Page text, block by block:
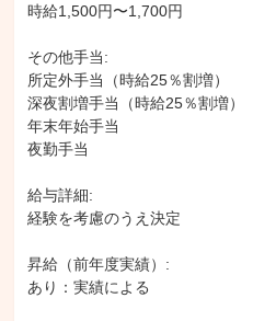
時給1,500円〜1,700円
その他手当:
所定外手当（時給25％割増）
深夜割増手当（時給25％割増）
年末年始手当
夜勤手当
給与詳細:
経験を考慮のうえ決定
昇給（前年度実績）:
あり：実績による